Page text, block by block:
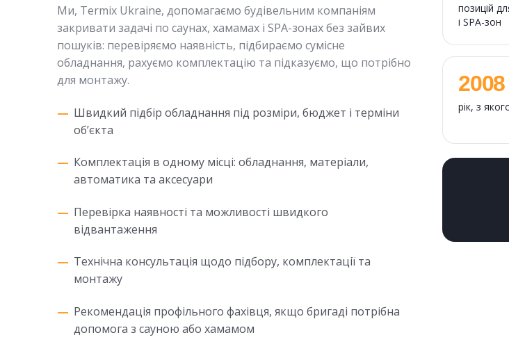
Ми, Termix Ukraine, допомагаємо будівельним компаніям
закривати задачі по саунах, хамамах і SPA-зонах без зайвих
пошуків: перевіряємо наявність, підбираємо сумісне
обладнання, рахуємо комплектацію та підказуємо, що потрібно
для монтажу.
Швидкий підбір обладнання під розміри, бюджет і терміни
об’єкта
Комплектація в одному місці: обладнання, матеріали,
автоматика та аксесуари
Перевірка наявності та можливості швидкого
відвантаження
Технічна консультація щодо підбору, комплектації та
монтажу
Рекомендація профільного фахівця, якщо бригаді потрібна
допомога з сауною або хамамом
позицій
і SPA-зон
2008
рік, з